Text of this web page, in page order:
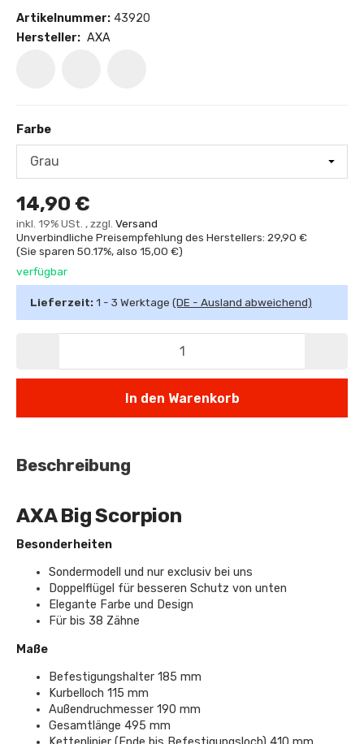
Artikelnummer: 43920
Hersteller: AXA
Farbe
14,90 €
inkl. 19% USt. , zzgl. Versand
Unverbindliche Preisempfehlung des Herstellers: 29,90 €
(Sie sparen 50.17%, also 15,00 €)
verfügbar
Lieferzeit: 1 - 3 Werktage (DE - Ausland abweichend)
In den Warenkorb
Beschreibung
AXA Big Scorpion
Besonderheiten
Sondermodell und nur exclusiv bei uns
Doppelflügel für besseren Schutz von unten
Elegante Farbe und Design
Für bis 38 Zähne
Maße
Befestigungshalter 185 mm
Kurbelloch 115 mm
Außendruchmesser 190 mm
Gesamtlänge 495 mm